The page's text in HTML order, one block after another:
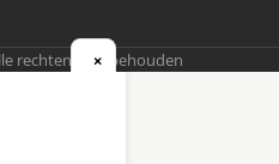
rechten voorbehouden
×